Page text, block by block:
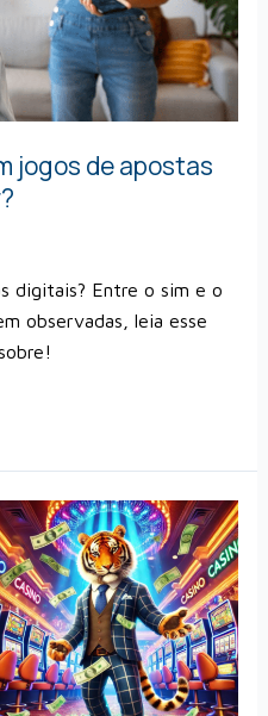
jogos de apostas
digitais? Entre o sim e o
observadas, leia esse